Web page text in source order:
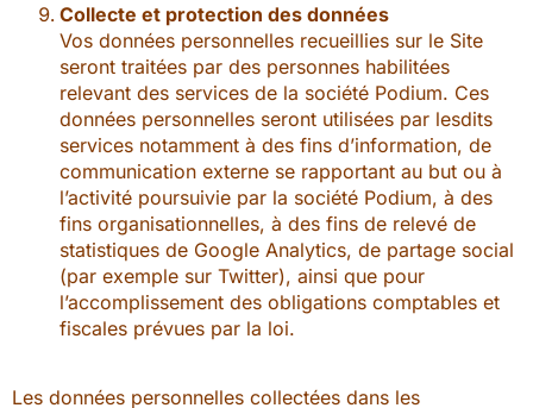
Collecte et protection des données
Vos données personnelles recueillies sur le Site
seront traitées par des personnes habilitées
relevant des services de la société Podium. Ces
données personnelles seront utilisées par lesdits
services notamment à des fins d’information, de
communication externe se rapportant au but ou à
l’activité poursuivie par la société Podium, à des
fins organisationnelles, à des fins de relevé de
statistiques de Google Analytics, de partage social
(par exemple sur Twitter), ainsi que pour
l’accomplissement des obligations comptables et
fiscales prévues par la loi.
Les données personnelles collectées dans les